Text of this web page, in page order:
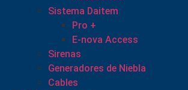
Sistema Daitem
Pro +
E-nova Access
Sirenas
Generadores de Niebla
Cables